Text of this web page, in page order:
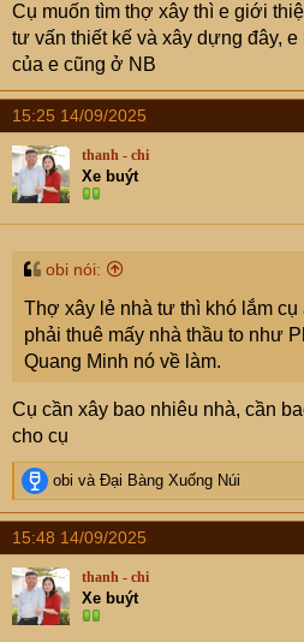
Cụ muốn tìm thợ xây thì e giới
tư vấn thiết kế và xây dựng đây,
của e cũng ở NB
15:25 14/09/2025
thanh - chi
Xe buýt
obi nói:
Thợ xây lẻ nhà tư thì khó lắm cụ
phải thuê mấy nhà thầu to như
Quang Minh nó về làm.
Cụ cần xây bao nhiêu nhà, cần
cho cụ
R
e
a
c
t
i
o
n
obi và Đại Bàng Xuống Núi
15:48 14/09/2025
thanh - chi
Xe buýt